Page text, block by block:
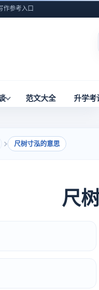
作参考入口
范文大全 升学考
尺树寸泓的意思
尺